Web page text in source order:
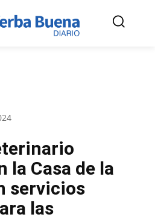
la Casa de la
servicios
las